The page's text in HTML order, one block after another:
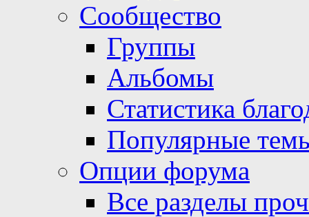
Сообщество
Группы
Альбомы
Статистика
Популярные
Опции форума
Все разделы